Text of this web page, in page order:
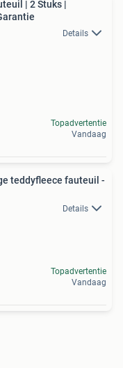
| 2 Stuks |
Details
Topadvertentie
Vandaag
teddyfleece fauteuil -
Details
Topadvertentie
Vandaag